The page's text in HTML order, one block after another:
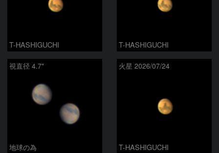
T-HASHIGUCHI T-HASHIGUCHI
視直径 4.7"
地球の為
火星 2026/07/24
T-HASHIGUCHI